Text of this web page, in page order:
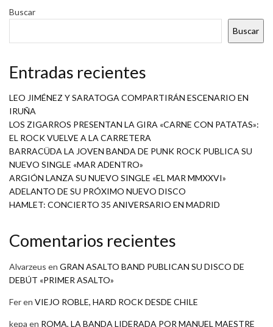
Buscar
Buscar
Entradas recientes
LEO JIMÉNEZ Y SARATOGA COMPARTIRÁN ESCENARIO EN
IRUÑA
LOS ZIGARROS PRESENTAN LA GIRA «CARNE CON PATATAS»:
EL ROCK VUELVE A LA CARRETERA
BARRACÜDA LA JOVEN BANDA DE PUNK ROCK PUBLICA SU
NUEVO SINGLE «MAR ADENTRO»
ARGIÓN LANZA SU NUEVO SINGLE «EL MAR MMXXVI»
ADELANTO DE SU PRÓXIMO NUEVO DISCO
HAMLET: CONCIERTO 35 ANIVERSARIO EN MADRID
Comentarios recientes
Alvarzeus en GRAN ASALTO BAND PUBLICAN SU DISCO DE
DEBÚT «PRIMER ASALTO»
Feren VIEJO ROBLE, HARD ROCK DESDE CHILE
kepa en ROMA, LA BANDA LIDERADA POR MANUEL MAESTRE